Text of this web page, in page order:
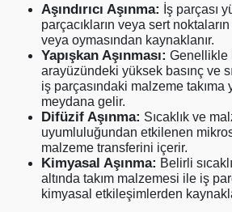
Aşındırıcı Aşınma: İş parçası
parçacıkların veya sert noktaların
veya oymasından kaynaklanır.
Yapışkan Aşınması: Genellikle
arayüzündeki yüksek basınç ve
iş parçasındaki malzeme takıma
meydana gelir.
Difüzif Aşınma: Sıcaklık ve
uyumluluğundan etkilenen
malzeme transferini içerir.
Kimyasal Aşınma: Belirli
altında takım malzemesi ile iş
kimyasal etkileşimlerden